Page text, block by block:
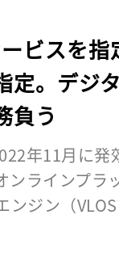
ビスを指
定。デジ
負う
年11月に発
ンラインプ
ンジン（